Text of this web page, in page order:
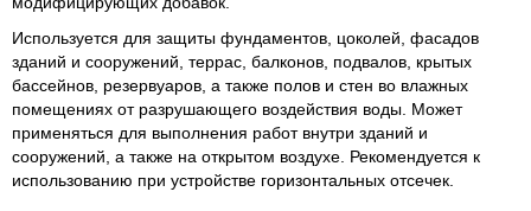
Используется для защиты фундаментов, цоколей, фасадов
зданий и сооружений, террас, балконов, подвалов, крытых
бассейнов, резервуаров, а также полов и стен во влажных
помещениях от разрушающего воздействия воды. Может
применяться для выполнения работ внутри зданий и
сооружений, а также на открытом воздухе. Рекомендуется к
использованию при устройстве горизонтальных отсечек.